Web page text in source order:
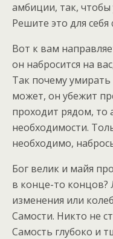
амбиции, так,
Решите это для
Вот к вам
он набросится на
Так почему умирать
может, он убежит
проходит рядом, то
необходимости.
необходимо,
Бог велик и майя
в конце-то
изменения или
Самости. Никто не
Самость глубоко и